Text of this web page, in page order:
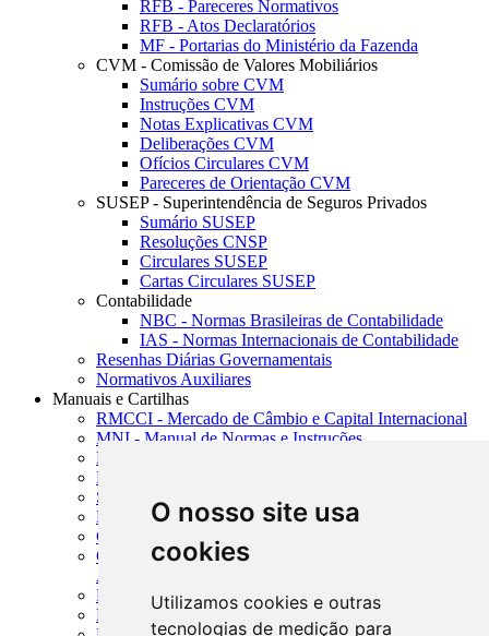
O nosso site usa
cookies
Utilizamos cookies e outras
tecnologias de medição para
RFB - Pareceres Normativos
RFB - Atos Declaratórios
MF - Portarias do Ministério da Fazenda
CVM - Comissão de Valores Mobiliários
Sumário sobre CVM
Instruções CVM
Notas Explicativas CVM
Deliberações CVM
Ofícios Circulares CVM
Pareceres de Orientação CVM
SUSEP - Superintendência de Seguros Privados
Sumário SUSEP
Resoluções CNSP
Circulares SUSEP
Cartas Circulares SUSEP
Contabilidade
NBC - Normas Brasileiras de Contabilidade
IAS - Normas Internacionais de Contabilidade
Resenhas Diárias Governamentais
Normativos Auxiliares
Manuais e Cartilhas
RMCCI - Mercado de Câmbio e Capital Internacional
MNI - Manual de Normas e Instruções
MTVM - Manual de Títulos e Valores Mobiliários
MCR - Manual de Crédito Rural
SISORF - Manual de Organização do SFN
MASUP - Manual de Supervisão Bancária
CADOC - Catálogo de Documentos
CNAE-CONCLA - Classificação Nacional de
Atividades Econômicas
PMF - Cartilhas do BCB
Manuais Auxiliares do BCB e Cosif-e